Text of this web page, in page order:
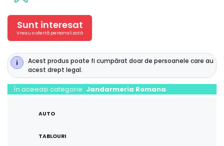
Sunt interesat
Vreau o ofertă personalizată
Acest produs poate fi cumpărat doar de persoanele care au
acest drept legal.
În aceeași categorie Jandarmeria Romana
AUTO
TABLOURI